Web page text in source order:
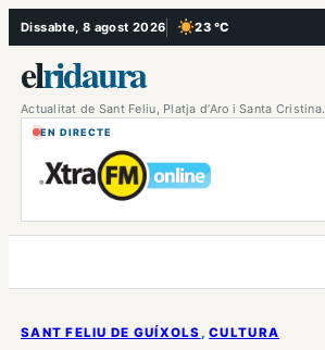
Vés
al
contingut
Dissabte, 8 agost 2026 23 °C
, Cel serè
elridaura
Actualitat de Sant Feliu, Platja d’Aro i Santa Cristina.
EN DIRECTE
SANT FELIU DE GUÍXOLS , CULTURA